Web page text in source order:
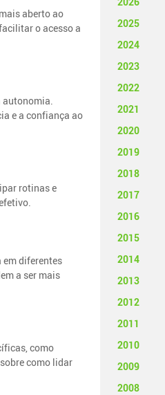
aberto ao
o acesso a
e a confiança ao
rotinas e
em diferentes
a ser mais
como
como lidar
2025
2024
2023
2022
2021
2020
2019
2018
2017
2016
2015
2014
2013
2012
2011
2010
2009
2008